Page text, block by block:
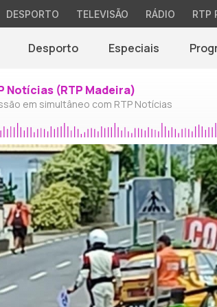
DESPORTO TELEVISÃO RÁDIO RTP
Desporto Especiais
Notícias (RTP Madeira)
em simultâneo com RTP Notícias